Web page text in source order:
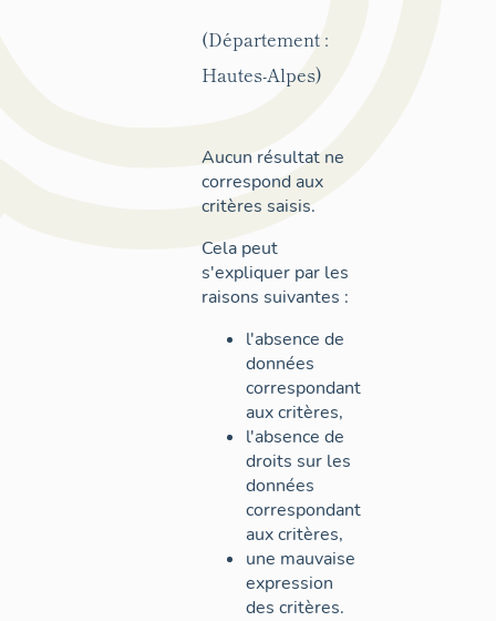
(Département :
Hautes-Alpes)
Aucun résultat ne
correspond aux
critères saisis.
Cela peut
s'expliquer par les
raisons suivantes :
l'absence de
données
correspondant
aux critères,
l'absence de
droits sur les
données
correspondant
aux critères,
une mauvaise
expression
des critères.